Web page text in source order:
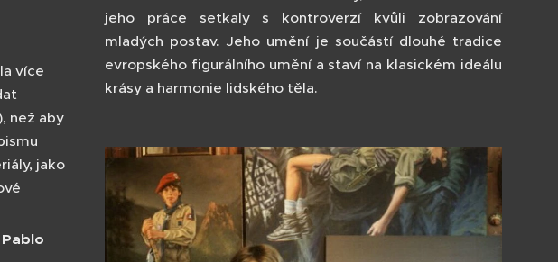
více
než aby
jako
Pablo
jeho práce setkaly s kontroverzí kvůli zobrazování
mladých postav. Jeho umění je součástí dlouhé tradice
evropského figurálního umění a staví na klasickém ideálu
krásy a harmonie lidského těla.